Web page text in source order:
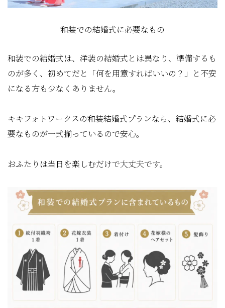
和装での結婚式に必要なもの
和装での結婚式は、洋装の結婚式とは異なり、準備するも
のが多く、初めてだと「何を用意すればいいの？」と不安
になる方も少なくありません。
キキフォトワークスの和装結婚式プランなら、結婚式に必
要なものが一式揃っているので安心。
おふたりは当日を楽しむだけで大丈夫です。